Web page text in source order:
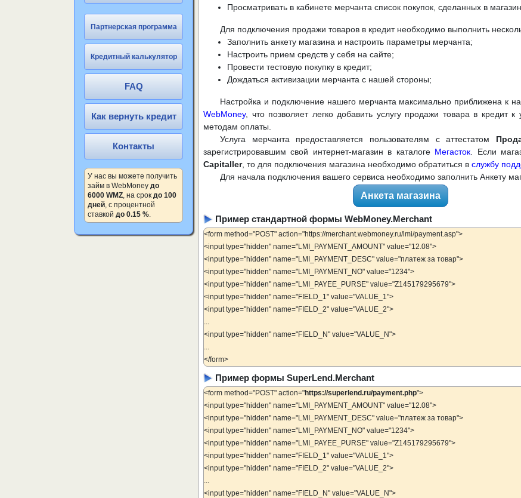
Партнерская программа
Кредитный калькулятор
FAQ
Как вернуть кредит
Контакты
У нас вы можете получить
займ в WebMoney до
6000 WMZ, на срок до 100
дней, с процентной
ставкой до 0.15 %.
Просматривать в кабинете мерчанта список покупок, сделанных в
Для подключения продажи товаров в кредит необходимо выполнить
Заполнить анкету магазина и настроить параметры мерчанта;
Настроить прием средств у себя на сайте;
Провести тестовую покупку в кредит;
Дождаться активизации мерчанта с нашей стороны;
Настройка и подключение нашего мерчанта максимально приближена к
WebMoney, что позволяет легко добавить услугу продажи товара в кредит
методам оплаты.
Услуга мерчанта предоставляется пользователям с аттестатом
зарегистрировавшим свой интернет-магазин в каталоге Мегасток . Если
Capitaller, то для подключения магазина необходимо обратиться в службу
Для начала подключения вашего сервиса необходимо заполнить Анкету
Анкета магазина
Пример стандартной формы WebMoney.Merchant
<form method="POST" action="https://merchant.webmoney.ru/lmi/payment.asp">
<input type="hidden" name="LMI_PAYMENT_AMOUNT" value="12.08">
<input type="hidden" name="LMI_PAYMENT_DESC" value="платеж за товар">
<input type="hidden" name="LMI_PAYMENT_NO" value="1234">
<input type="hidden" name="LMI_PAYEE_PURSE" value="Z145179295679">
<input type="hidden" name="FIELD_1" value="VALUE_1">
<input type="hidden" name="FIELD_2" value="VALUE_2">
...
<input type="hidden" name="FIELD_N" value="VALUE_N">
...
</form>
Пример формы SuperLend.Merchant
<form method="POST" action="https://superlend.ru/payment.php">
<input type="hidden" name="LMI_PAYMENT_AMOUNT" value="12.08">
<input type="hidden" name="LMI_PAYMENT_DESC" value="платеж за товар">
<input type="hidden" name="LMI_PAYMENT_NO" value="1234">
<input type="hidden" name="LMI_PAYEE_PURSE" value="Z145179295679">
<input type="hidden" name="FIELD_1" value="VALUE_1">
<input type="hidden" name="FIELD_2" value="VALUE_2">
...
<input type="hidden" name="FIELD_N" value="VALUE_N">